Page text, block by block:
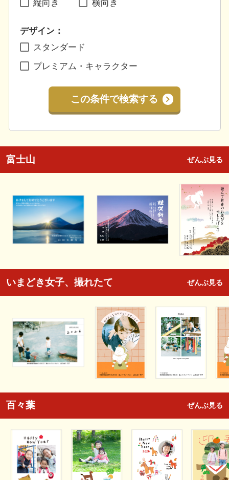
縦向き
横向き
デザイン：
スタンダード
プレミアム・キャラクター
この条件で検索する
富士山 ぜんぶ見る
いまどき女子、撮れたて ぜんぶ見る
百々葉 ぜんぶ見る